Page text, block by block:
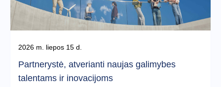
2026 m. liepos 15 d.
Partnerystė, atverianti naujas galimybes
talentams ir inovacijoms